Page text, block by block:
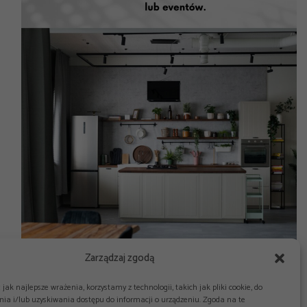
Zarządzaj zgodą
jak najlepsze wrażenia, korzystamy z technologii, takich jak pliki cookie, do
i/lub uzyskiwania dostępu do informacji o urządzeniu. Zgoda na te